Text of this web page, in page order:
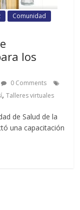
Comunidad
los
0 Comments
,Talleres virtuales
de Salud de la
una capacitación